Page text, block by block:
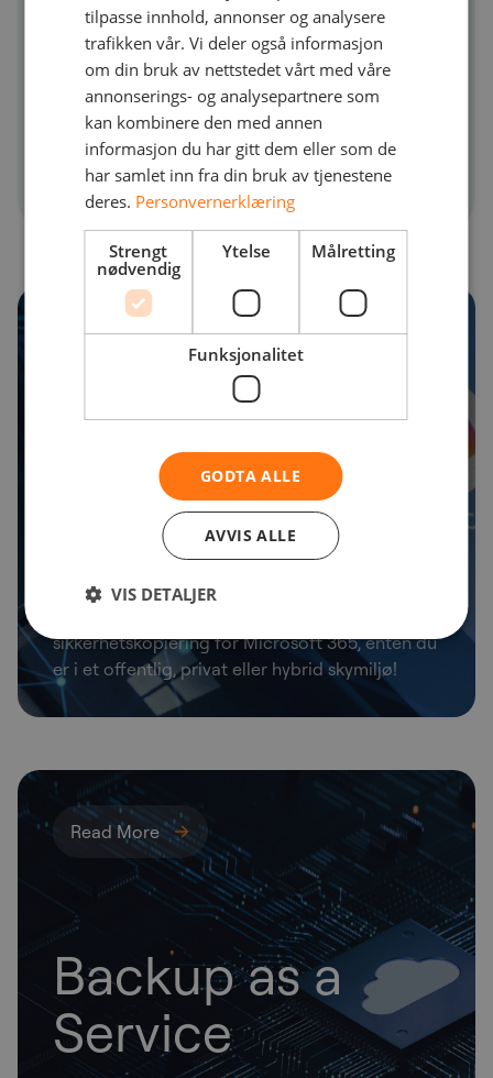
dataene dine hvis noe uforutsett skulle
skje.
Vi har også full kontroll over hele
forsyningskjeden vår, ettersom alt drives
fra vårt eget datasenter.
Microsoft 365
Backup
sikkerhetskopiering for Microsoft 365, enten du
er i et offentlig, privat eller hybrid skymiljø!
Read More
Backup as a
Service
tilpasse innhold, annonser og analysere
trafikken vår. Vi deler også informasjon
om din bruk av nettstedet vårt med våre
annonserings- og analysepartnere som
kan kombinere den med annen
informasjon du har gitt dem eller som de
har samlet inn fra din bruk av tjenestene
deres. Personvernerklæring
Strengt
nødvendig
Ytelse Målretting
Funksjonalitet
GODTA ALLE
AVVIS ALLE
VIS DETALJER